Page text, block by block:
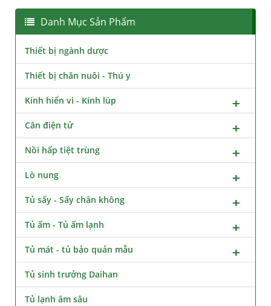
Danh Mục Sản Phẩm
Thiết bị ngành dược
Thiết bị chăn nuôi - Thú y
Kính hiển vi - Kính lúp
Cân điện tử
Nồi hấp tiệt trùng
Lò nung
Tủ sấy - Sấy chân không
Tủ ấm - Tủ ấm lạnh
Tủ mát - tủ bảo quản mẫu
Tủ sinh trưởng Daihan
Tủ lạnh âm sâu